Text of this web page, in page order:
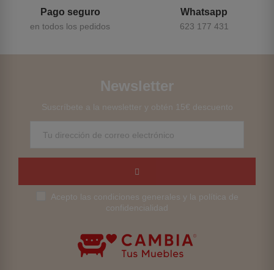
Pago seguro
en todos los pedidos
Whatsapp
623 177 431
Newsletter
Suscríbete a la newsletter y obtén 15€ descuento
Acepto las condiciones generales y la política de
confidencialidad